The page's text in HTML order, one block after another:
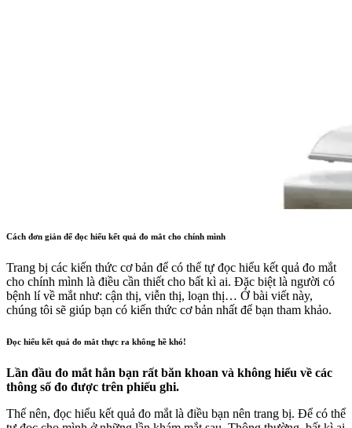
Cách đơn giản để đọc hiểu kết quả đo mắt cho chính mình
Trang bị các kiến thức cơ bản để có thể tự đọc hiểu kết quả đo mắt
cho chính mình là điều cần thiết cho bất kì ai. Đặc biệt là người có
bệnh lí về mắt như: cận thị, viễn thị, loạn thị… Ở bài viết này,
chúng tôi sẽ giúp bạn có kiến thức cơ bản nhất để bạn tham khảo.
Đọc hiểu kết quả đo mắt thực ra không hề khó!
Lần đầu đo mắt hẳn bạn rất băn khoan và không hiểu về các
thông số đo được trên phiếu ghi.
Thế nên, đọc hiểu kết quả đo mắt là điều bạn nên trang bị. Để có thể